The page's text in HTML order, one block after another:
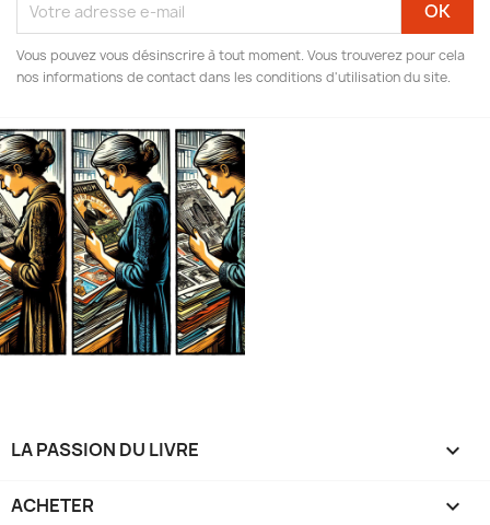
Vous pouvez vous désinscrire à tout moment. Vous trouverez pour cela
nos informations de contact dans les conditions d'utilisation du site.
LA PASSION DU LIVRE 
ACHETER 